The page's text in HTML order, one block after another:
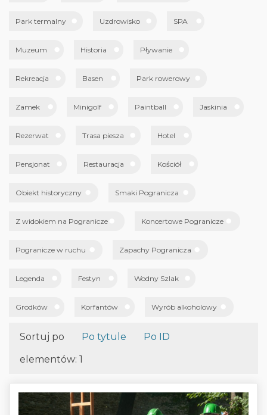
Park termalny Uzdrowisko SPA
Muzeum Historia Pływanie
Rekreacja Basen Park rowerowy
Zamek Minigolf Paintball Jaskinia
Rezerwat Trasa piesza Hotel
Pensjonat Restauracja Kościół
Obiekt historyczny Smaki Pogranicza
Z widokiem na Pogranicze Koncertowe Pogranicze
Pogranicze w ruchu Zapachy Pogranicza
Legenda Festyn Wodny Szlak
Grodków Korfantów Wyrób alkoholowy
Sortuj po Po tytule
Po ID
elementów: 1